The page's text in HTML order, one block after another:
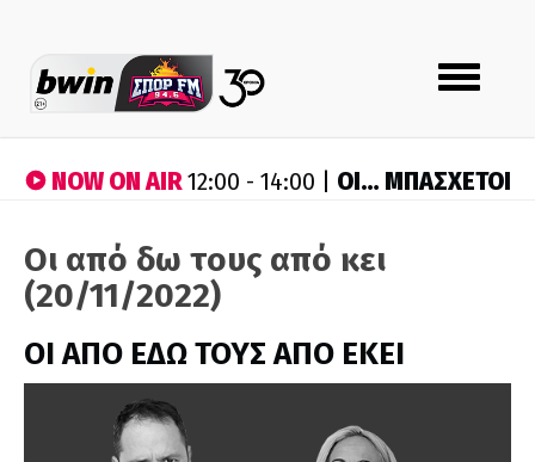
Toggle
navigation
NOW ON AIR12:00 - 14:00 | ΟΙ… ΜΠΑΣΧΕΤΟΙ
Οι από δω τους από κει
(20/11/2022)
ΟΙ ΑΠΟ ΕΔΩ ΤΟΥΣ ΑΠΟ ΕΚΕΙ